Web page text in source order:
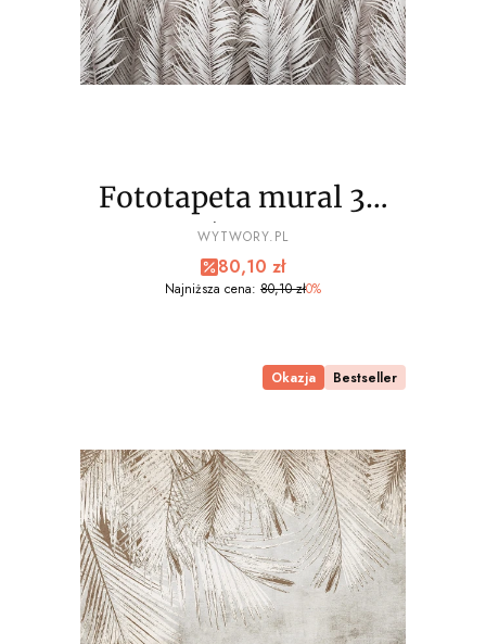
Fototapeta mural 3D
palmy liście wz8 - NA
WYMIAR
PRODUCENT
WYTWORY.PL
Cena promocyjna
80,10 zł
Najniższa cena: 80,10 zł0%
Okazja Bestseller